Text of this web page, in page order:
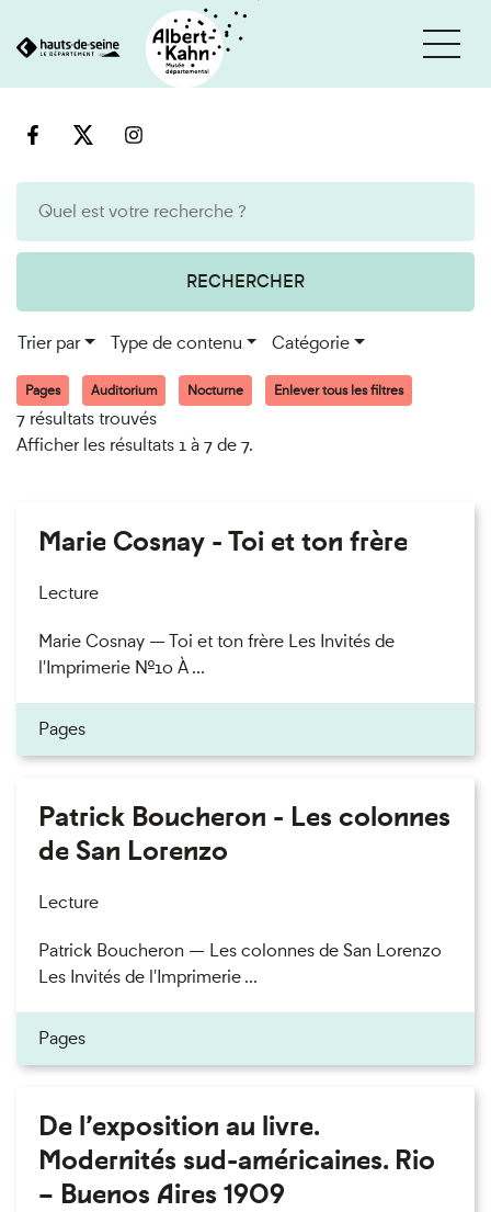
au
RECHERCHER
Trier par Type de contenu Catégorie
Pages Auditorium Nocturne Enlever tous les filtres
7 résultats trouvés
Afficher les résultats 1 à 7 de 7.
Marie Cosnay - Toi et ton frère
Lecture
Marie Cosnay — Toi et ton frère Les Invités de
l'Imprimerie n°10 À ...
Pages
Patrick Boucheron - Les colonnes
de San Lorenzo
Lecture
Patrick Boucheron — Les colonnes de San Lorenzo
Les Invités de l'Imprimerie ...
Pages
De l’exposition au livre.
Modernités sud-américaines. Rio
– Buenos Aires 1909
Cookies et traceurs utilisés sur ce site